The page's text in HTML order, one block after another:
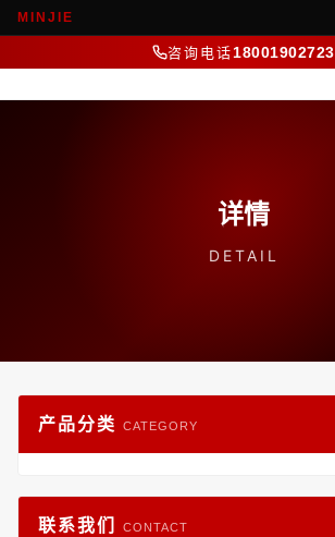
MINJIE
咨询电话18001902723
详情
DETAIL
产品分类 CATEGORY
联系我们 CONTACT